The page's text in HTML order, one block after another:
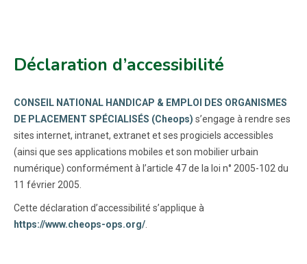
Déclaration d’accessibilité
CONSEIL NATIONAL HANDICAP & EMPLOI DES ORGANISMES
DE PLACEMENT SPÉCIALISÉS (Cheops) s’engage à rendre ses
sites internet, intranet, extranet et ses progiciels accessibles
(ainsi que ses applications mobiles et son mobilier urbain
numérique) conformément à l’article 47 de la loi n° 2005-102 du
11 février 2005.
Cette déclaration d’accessibilité s’applique à
https://www.cheops-ops.org/